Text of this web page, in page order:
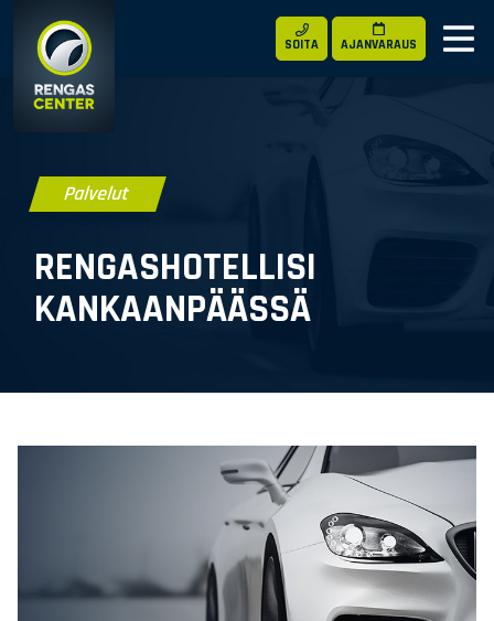
Palvelut
RENGASHOTELLISI
KANKAANPÄÄSSÄ
SOITA AJANVARAUS